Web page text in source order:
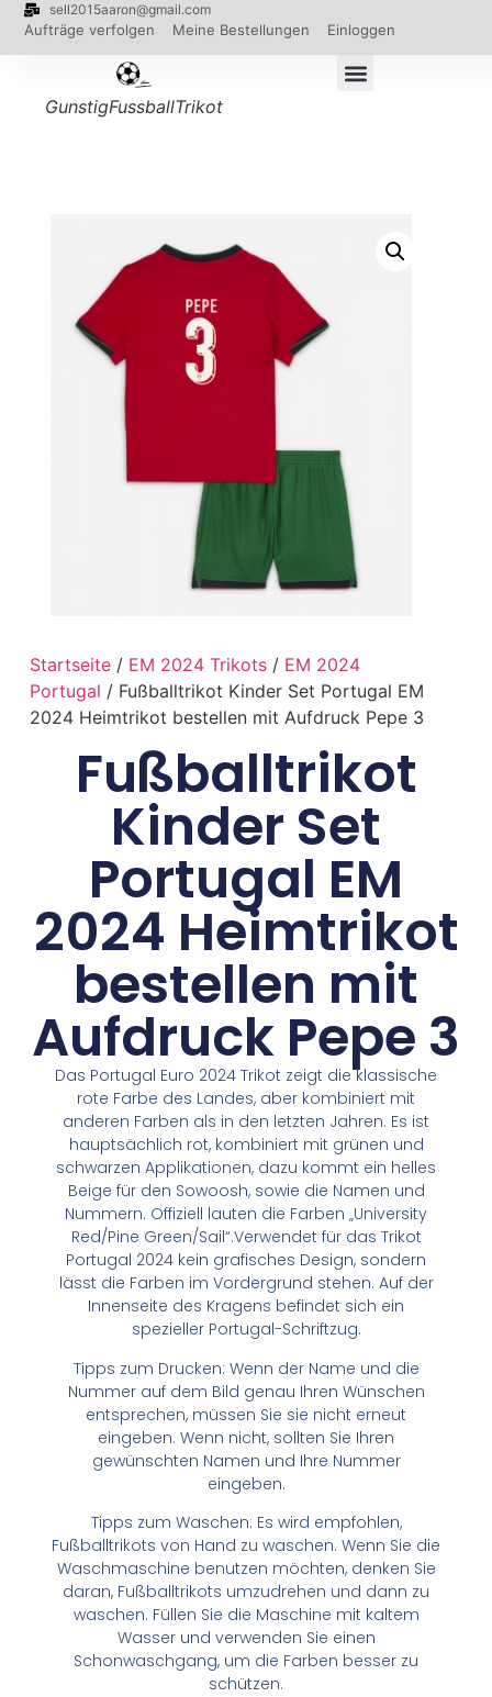
sell2015aaron@gmail.com
Aufträge verfolgen Meine Bestellungen Einloggen
GunstigFussballTrikot
Startseite/ EM 2024 Trikots/ EM 2024
Portugal / Fußballtrikot Kinder Set Portugal EM
2024 Heimtrikot bestellen mit Aufdruck Pepe 3
Fußballtrikot
Kinder Set
Portugal EM
2024 Heimtrikot
bestellen mit
Aufdruck Pepe 3
Das Portugal Euro 2024 Trikot zeigt die klassische
rote Farbe des Landes, aber kombiniert mit
anderen Farben als in den letzten Jahren. Es ist
hauptsächlich rot, kombiniert mit grünen und
schwarzen Applikationen, dazu kommt ein helles
Beige für den Sowoosh, sowie die Namen und
Nummern. Offiziell lauten die Farben „University
Red/Pine Green/Sail“.Verwendet für das Trikot
Portugal 2024 kein grafisches Design, sondern
lässt die Farben im Vordergrund stehen. Auf der
Innenseite des Kragens befindet sich ein
spezieller Portugal-Schriftzug.
Tipps zum Drucken: Wenn der Name und die
Nummer auf dem Bild genau Ihren Wünschen
entsprechen, müssen Sie sie nicht erneut
eingeben. Wenn nicht, sollten Sie Ihren
gewünschten Namen und Ihre Nummer
eingeben.
Tipps zum Waschen: Es wird empfohlen,
Fußballtrikots von Hand zu waschen. Wenn Sie die
Waschmaschine benutzen möchten, denken Sie
daran, Fußballtrikots umzudrehen und dann zu
waschen. Füllen Sie die Maschine mit kaltem
Wasser und verwenden Sie einen
Schonwaschgang, um die Farben besser zu
schützen.